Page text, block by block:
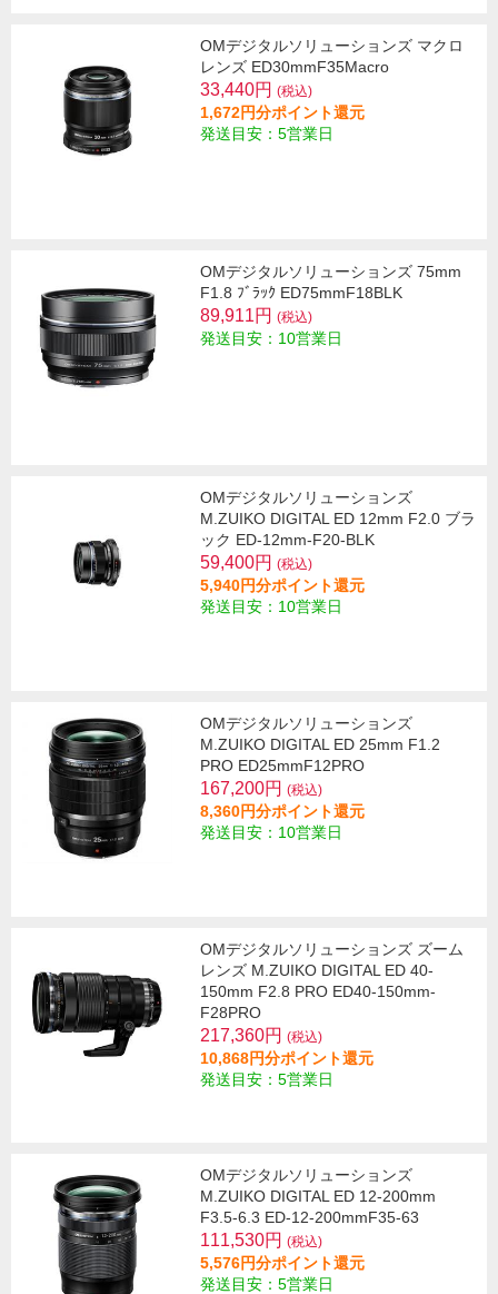
OMデジタルソリューションズ マクロ
レンズ ED30mmF35Macro
33,440円 (税込)
1,672円分ポイント還元
発送目安：5営業日
OMデジタルソリューションズ 75mm
F1.8 ﾌﾞﾗｯｸ ED75mmF18BLK
89,911円 (税込)
発送目安：10営業日
OMデジタルソリューションズ
M.ZUIKO DIGITAL ED 12mm F2.0 ブラ
ック ED-12mm-F20-BLK
59,400円 (税込)
5,940円分ポイント還元
発送目安：10営業日
OMデジタルソリューションズ
M.ZUIKO DIGITAL ED 25mm F1.2
PRO ED25mmF12PRO
167,200円 (税込)
8,360円分ポイント還元
発送目安：10営業日
OMデジタルソリューションズ ズーム
レンズ M.ZUIKO DIGITAL ED 40-
150mm F2.8 PRO ED40-150mm-
F28PRO
217,360円 (税込)
10,868円分ポイント還元
発送目安：5営業日
OMデジタルソリューションズ
M.ZUIKO DIGITAL ED 12-200mm
F3.5-6.3 ED-12-200mmF35-63
111,530円 (税込)
5,576円分ポイント還元
発送目安：5営業日